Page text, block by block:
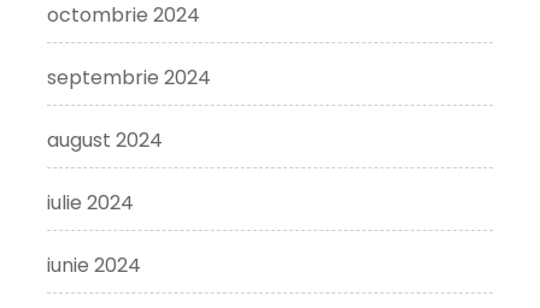
octombrie 2024
septembrie 2024
august 2024
iulie 2024
iunie 2024